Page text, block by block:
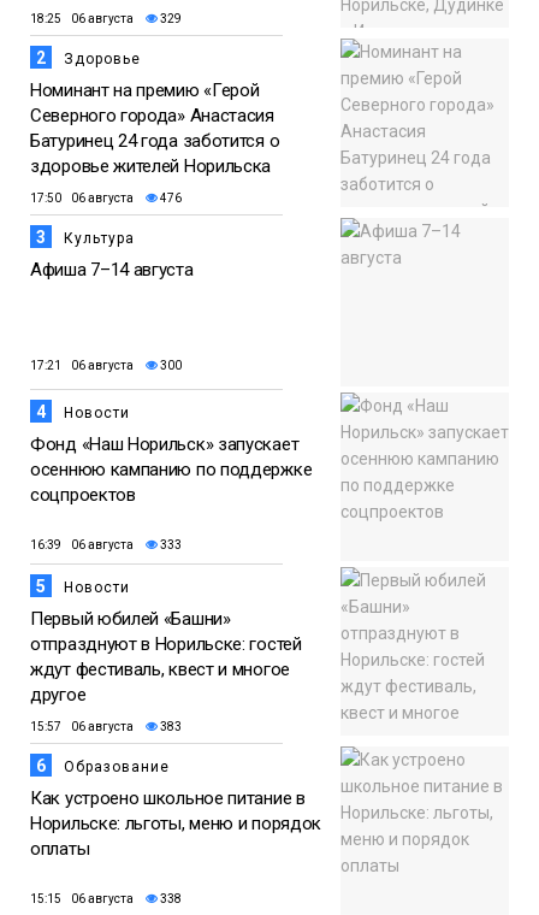
18:25 06 августа 329
2 Здоровье
Номинант на премию «Герой
Северного города» Анастасия
Батуринец 24 года заботится о
здоровье жителей Норильска
17:50 06 августа 476
3 Культура
Афиша 7–14 августа
17:21 06 августа 300
4 Новости
Фонд «Наш Норильск» запускает
осеннюю кампанию по поддержке
соцпроектов
16:39 06 августа 333
5 Новости
Первый юбилей «Башни»
отпразднуют в Норильске: гостей
ждут фестиваль, квест и многое
другое
15:57 06 августа 383
6 Образование
Как устроено школьное питание в
Норильске: льготы, меню и порядок
оплаты
15:15 06 августа 338